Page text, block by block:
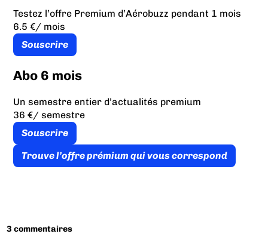
Testez l’offre Premium d’Aérobuzz pendant 1 mois
6.5 €/ mois
Souscrire
Abo 6 mois
Un semestre entier d’actualités premium
36 €/ semestre
Souscrire
Trouve l’offre prémium qui vous correspond
3 commentaires